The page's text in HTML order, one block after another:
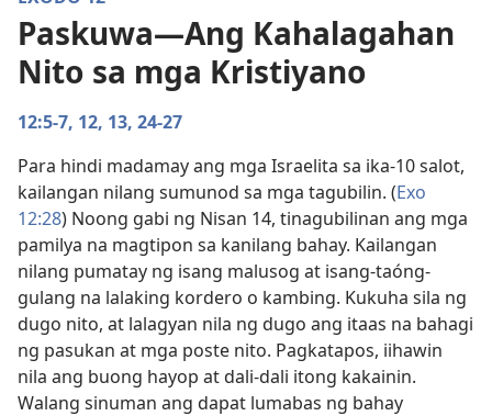
Paskuwa—Ang Kahalagahan
Nito sa mga Kristiyano
12:5-7, 12, 13, 24-27
Para hindi madamay ang mga Israelita sa ika-10 salot,
kailangan nilang sumunod sa mga tagubilin. (Exo
12:28) Noong gabi ng Nisan 14, tinagubilinan ang mga
pamilya na magtipon sa kanilang bahay. Kailangan
nilang pumatay ng isang malusog at isang-taóng-
gulang na lalaking kordero o kambing. Kukuha sila ng
dugo nito, at lalagyan nila ng dugo ang itaas na bahagi
ng pasukan at mga poste nito. Pagkatapos, iihawin
nila ang buong hayop at dali-dali itong kakainin.
Walang sinuman ang dapat lumabas ng bahay